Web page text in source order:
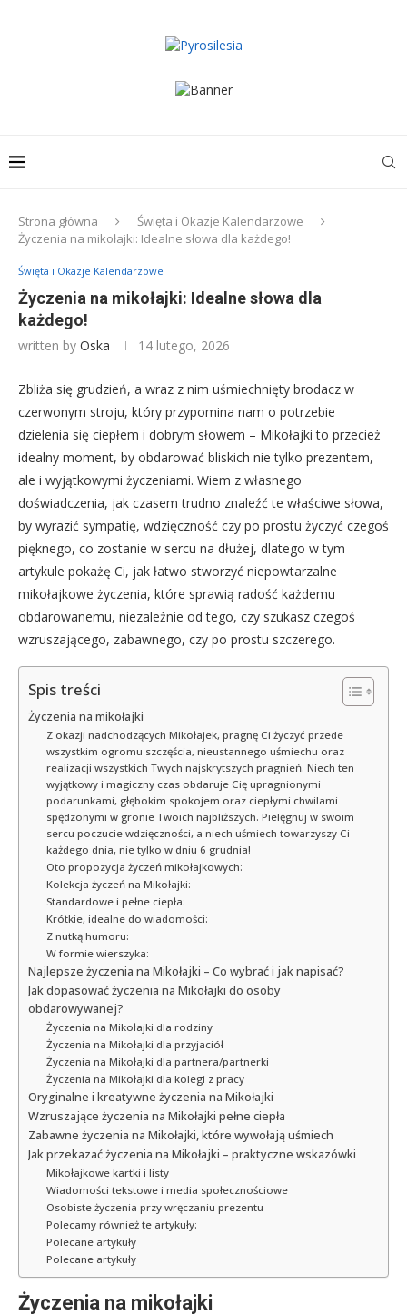
Strona główna
Święta i Okazje Kalendarzowe
Życzenia na mikołajki: Idealne słowa dla każdego!
Święta i Okazje Kalendarzowe
Życzenia na mikołajki: Idealne słowa dla
każdego!
written by Oska 14 lutego, 2026
Zbliża się grudzień, a wraz z nim uśmiechnięty brodacz w
czerwonym stroju, który przypomina nam o potrzebie
dzielenia się ciepłem i dobrym słowem – Mikołajki to przecież
idealny moment, by obdarować bliskich nie tylko prezentem,
ale i wyjątkowymi życzeniami. Wiem z własnego
doświadczenia, jak czasem trudno znaleźć te właściwe słowa,
by wyrazić sympatię, wdzięczność czy po prostu życzyć czegoś
pięknego, co zostanie w sercu na dłużej, dlatego w tym
artykule pokażę Ci, jak łatwo stworzyć niepowtarzalne
mikołajkowe życzenia, które sprawią radość każdemu
obdarowanemu, niezależnie od tego, czy szukasz czegoś
wzruszającego, zabawnego, czy po prostu szczerego.
Spis treści
Życzenia na mikołajki
Z okazji nadchodzących Mikołajek, pragnę Ci życzyć przede
wszystkim ogromu szczęścia, nieustannego uśmiechu oraz
realizacji wszystkich Twych najskrytszych pragnień. Niech ten
wyjątkowy i magiczny czas obdaruje Cię upragnionymi
podarunkami, głębokim spokojem oraz ciepłymi chwilami
spędzonymi w gronie Twoich najbliższych. Pielęgnuj w swoim
sercu poczucie wdzięczności, a niech uśmiech towarzyszy Ci
każdego dnia, nie tylko w dniu 6 grudnia!
Oto propozycja życzeń mikołajkowych:
Kolekcja życzeń na Mikołajki:
Standardowe i pełne ciepła:
Krótkie, idealne do wiadomości:
Z nutką humoru:
W formie wierszyka:
Najlepsze życzenia na Mikołajki – Co wybrać i jak napisać?
Jak dopasować życzenia na Mikołajki do osoby
obdarowywanej?
Życzenia na Mikołajki dla rodziny
Życzenia na Mikołajki dla przyjaciół
Życzenia na Mikołajki dla partnera/partnerki
Życzenia na Mikołajki dla kolegi z pracy
Oryginalne i kreatywne życzenia na Mikołajki
Wzruszające życzenia na Mikołajki pełne ciepła
Zabawne życzenia na Mikołajki, które wywołają uśmiech
Jak przekazać życzenia na Mikołajki – praktyczne wskazówki
Mikołajkowe kartki i listy
Wiadomości tekstowe i media społecznościowe
Osobiste życzenia przy wręczaniu prezentu
Polecamy również te artykuły:
Polecane artykuły
Polecane artykuły
Życzenia na mikołajki